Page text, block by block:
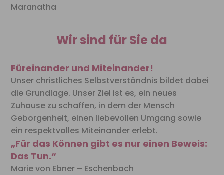
Wir sind für Sie da
Füreinander und Miteinander!
Unser christliches Selbstverständnis bildet dabei
die Grundlage. Unser Ziel ist es, ein neues
Zuhause zu schaffen, in dem der Mensch
Geborgenheit, einen liebevollen Umgang sowie
ein respektvolles Miteinander erlebt.
„Für das Können gibt es nur einen Beweis:
Das Tun.“
Marie von Ebner – Eschenbach